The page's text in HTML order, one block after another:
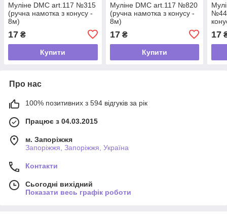
Муліне DMC art.117 №315
(ручна намотка з конусу -
8м)
17 ₴
Купити
Муліне DMC art.117 №820
(ручна намотка з конусу -
8м)
17₴
Купити
17
Про нас
100% позитивних з 594 відгуків за рік
Працює з 04.03.2015
м. Запоріжжя
Запоріжжя, Запоріжжя, Україна
Контакти
Сьогодні вихідний
Показати весь графік роботи